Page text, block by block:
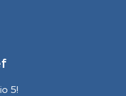
5!